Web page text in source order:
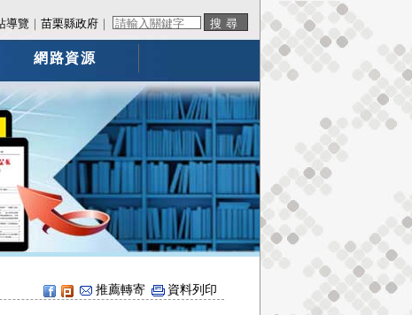
導覽 ｜苗栗縣政府
網路資源
推薦轉寄 資料列印